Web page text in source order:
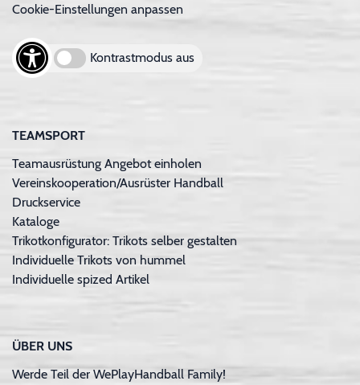
Cookie-Einstellungen anpassen
Kontrastmodus aus
TEAMSPORT
Teamausrüstung Angebot einholen
Vereinskooperation/Ausrüster Handball
Druckservice
Kataloge
Trikotkonfigurator: Trikots selber gestalten
Individuelle Trikots von hummel
Individuelle spized Artikel
ÜBER UNS
Werde Teil der WePlayHandball Family!